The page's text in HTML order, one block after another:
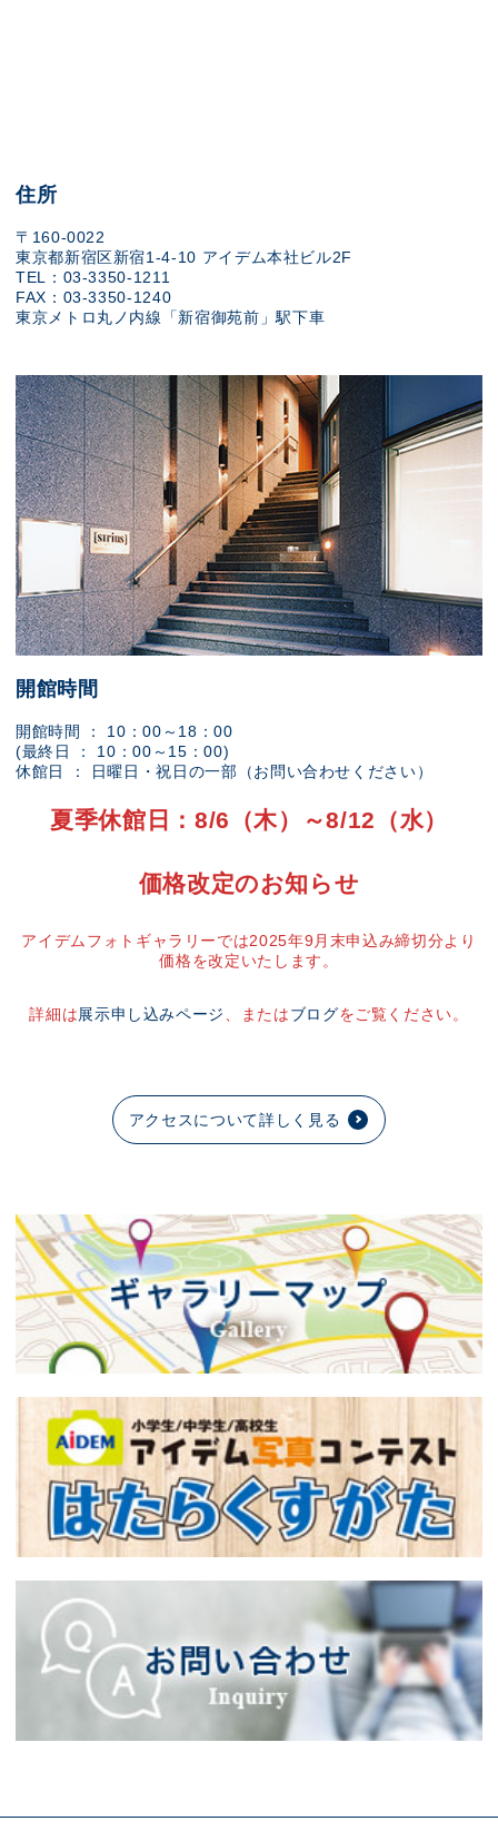
住所
〒160-0022
東京都新宿区新宿1-4-10 アイデム本社ビル2F
TEL：03-3350-1211
FAX：03-3350-1240
東京メトロ丸ノ内線「新宿御苑前」駅下車
開館時間
開館時間 ： 10：00～18：00
(最終日 ： 10：00～15：00)
休館日 ： 日曜日・祝日の一部（お問い合わせください）
夏季休館日：8/6（木）～8/12（水）
価格改定のお知らせ
アイデムフォトギャラリーでは2025年9月末申込み締切分より
価格を改定いたします。
詳細は展示申し込みページ 、またはブログをご覧ください。
アクセスについて詳しく見る